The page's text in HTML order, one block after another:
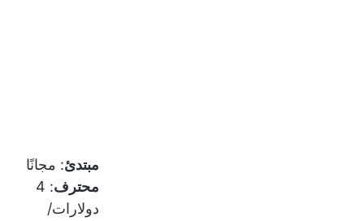
مبتدئ: مجانًا
محترف : 4
دولارات/